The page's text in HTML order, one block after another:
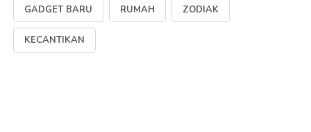
GADGET BARU RUMAH ZODIAK
KECANTIKAN